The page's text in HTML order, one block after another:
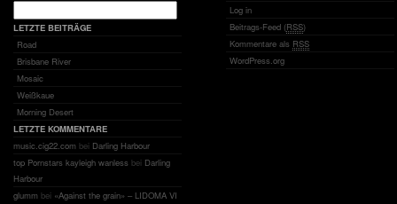
LETZTE BEITRÄGE
Road
Brisbane River
Mosaic
Weißkaue
Morning Desert
LETZTE KOMMENTARE
music.cig22.com bei Darling Harbour
top Pornstars kayleigh wanless bei Darling
Harbour
glumm bei «Against the grain» – LIDOMA VI
Log in
Beitrags-Feed (RSS)
Kommentare als RSS
WordPress.org